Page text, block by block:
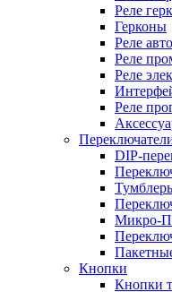
Реле
Герконы
Реле
Реле
Реле
Реле
DIP-
Микро-
Кнопки
Кнопки